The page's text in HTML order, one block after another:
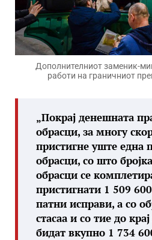
Дополнителниот заменик-
работи на граничниот
„Покрај денешната
обрасци, за многу
пристигне уште една
обрасци, со што
обрасци се
пристигнати 1 509
патни исправи, а со
стасаа и со тие до
бидат вкупно 1 734